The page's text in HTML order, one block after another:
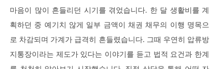
마음이 많이 흔들리던 시기를 겪었습니다. 한 달 생활비를 계
획하던 중 예기치 않게 일부 금액이 채권 채무의 이행 명목으
로 차감되며 가계가 급격히 흔들렸습니다. 그때 우연히 압류방
지통장이라는 제도가 있다는 이야기를 듣고 법적 요건과 한계